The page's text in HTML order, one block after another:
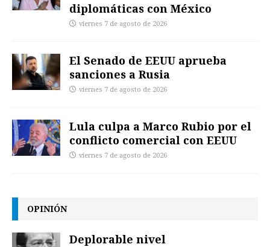
diplomáticas con México
viernes 7 de agosto de 2026
El Senado de EEUU aprueba
sanciones a Rusia
viernes 7 de agosto de 2026
Lula culpa a Marco Rubio por el
conflicto comercial con EEUU
viernes 7 de agosto de 2026
OPINIÓN
Deplorable nivel